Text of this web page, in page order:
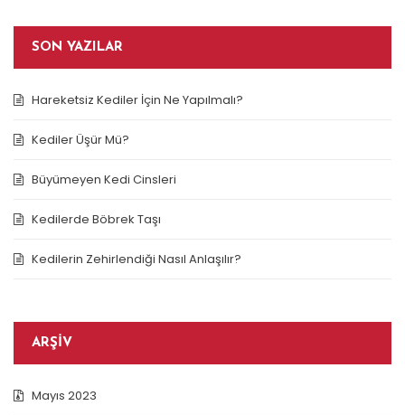
SON YAZILAR
Hareketsiz Kediler İçin Ne Yapılmalı?
Kediler Üşür Mü?
Büyümeyen Kedi Cinsleri
Kedilerde Böbrek Taşı
Kedilerin Zehirlendiği Nasıl Anlaşılır?
ARŞIV
Mayıs 2023